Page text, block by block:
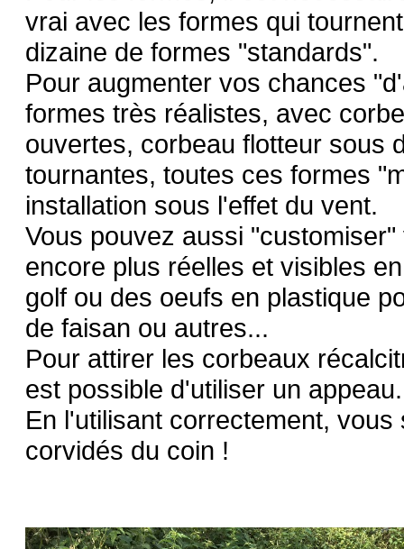
vrai avec les formes qui
dizaine de formes "standards".
Pour augmenter vos chances
formes très réalistes, avec
ouvertes, corbeau flotteur sous
tournantes, toutes ces formes
installation sous l'effet du vent.
Vous pouvez aussi
encore plus réelles et visibles
golf ou des oeufs en plastique
de faisan ou autres...
Pour attirer les corbeaux
est possible d'utiliser un appeau.
En l'utilisant correctement,
corvidés du coin !